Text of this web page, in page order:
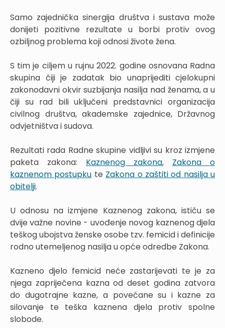
Samo zajednička sinergija društva i sustava može
donijeti pozitivne rezultate u borbi protiv ovog
ozbiljnog problema koji odnosi živote žena.
S tim je ciljem u rujnu 2022. godine osnovana Radna
skupina čiji je zadatak bio unaprijediti cjelokupni
zakonodavni okvir suzbijanja nasilja nad ženama, a u
čiji su rad bili uključeni predstavnici organizacija
civilnog društva, akademske zajednice, Državnog
odvjetništva i sudova.
Rezultati rada Radne skupine vidljivi su kroz izmjene
paketa zakona: Kaznenog zakona, Zakona o
kaznenom postupku te Zakona o zaštiti od nasilja u
obitelji.
U odnosu na izmjene Kaznenog zakona, ističu se
dvije važne novine - uvođenje novog kaznenog djela
teškog ubojstva ženske osobe tzv. femicid i definicije
rodno utemeljenog nasilja u opće odredbe Zakona.
Kazneno djelo femicid neće zastarijevati te je za
njega zapriječena kazna od deset godina zatvora
do dugotrajne kazne, a povećane su i kazne za
silovanje te teška kaznena djela protiv spolne
slobode.